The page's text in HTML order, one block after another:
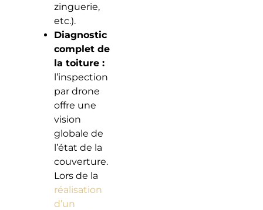
zinguerie,
etc.).
Diagnostic
complet de
la toiture :
l’inspection
par drone
offre une
vision
globale de
l’état de la
couverture.
Lors de la
réalisation
d’un